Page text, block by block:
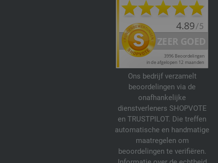
Ons bedrijf verzamelt
beoordelingen via de
onafhankelijke
dienstverleners SHOPVOTE
en TRUSTPILOT. Die treffen
automatische en handmatige
maatregelen om
beoordelingen te verifiëren.